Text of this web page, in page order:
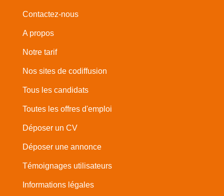
Contactez-nous
A propos
Notre tarif
Nos sites de codiffusion
Tous les candidats
Toutes les offres d'emploi
Déposer un CV
Déposer une annonce
Témoignages utilisateurs
Informations légales